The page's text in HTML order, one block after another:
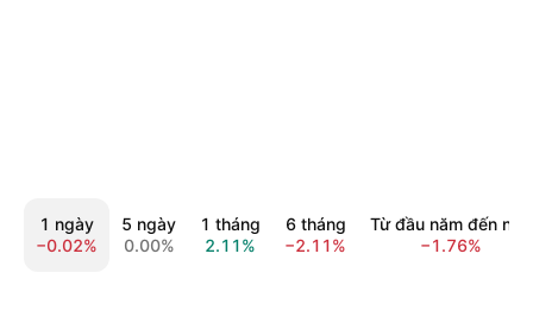
1 ngày
−0.02%
5 ngày
0.00%
1 tháng
2.11%
6 tháng
−2.11%
Từ đầu năm đến nay
−1.76%